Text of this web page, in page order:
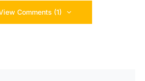
Comments (1)